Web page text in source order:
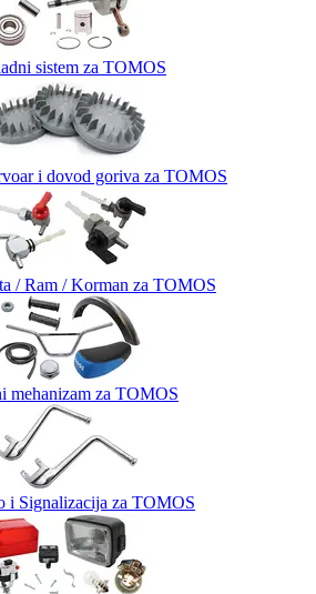
sistem za TOMOS
i dovod goriva za TOMOS
/ Ram / Korman za TOMOS
mehanizam za TOMOS
i Signalizacija za TOMOS